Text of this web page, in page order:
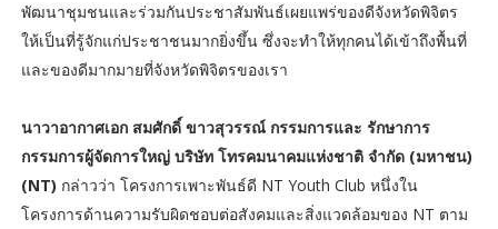
พัฒนาชุมชนและร่วมกันประชาสัมพันธ์เผยแพร่ของดีจังหวัดพิจิตร
ให้เป็นที่รู้จักแก่ประชาชนมากยิ่งขึ้น ซึ่งจะทำให้ทุกคนได้เข้าถึงพื้นที่
และของดีมากมายที่จังหวัดพิจิตรของเรา
นาวาอากาศเอก สมศักดิ์ ขาวสุวรรณ์ กรรมการและ รักษาการ
กรรมการผู้จัดการใหญ่ บริษัท โทรคมนาคมแห่งชาติ จำกัด (มหาชน)
(NT) กล่าวว่า โครงการเพาะพันธ์ดี NT Youth Club หนึ่งใน
โครงการด้านความรับผิดชอบต่อสังคมและสิ่งแวดล้อมของ NT ตาม